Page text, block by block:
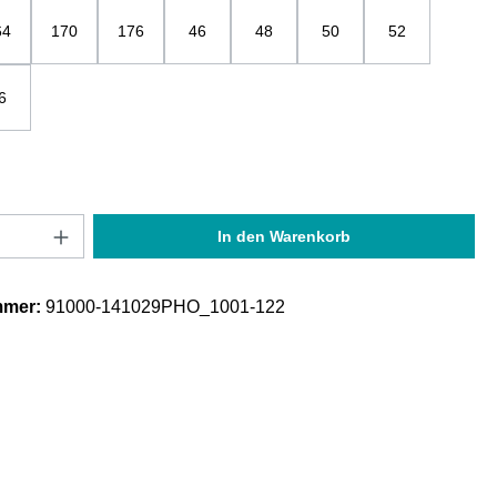
170 176 46 48 50 52
Anzahl: Gib den gewünschten Wert ein
In den Warenkorb
91000-141029PHO_1001-122